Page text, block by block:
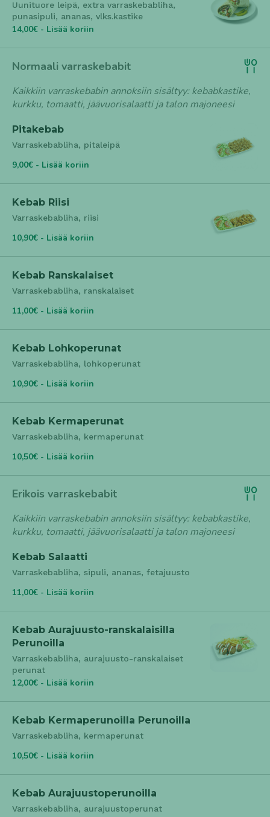
Uunituore leipä, extra varraskebabliha,
punasipuli, ananas, vlks.kastike
14,00€ - Lisää koriin
Normaali varraskebabit
Kaikkiin varraskebabin annoksiin sisältyy: kebabkastike,
kurkku, tomaatti, jäävuorisalaatti ja talon majoneesi
Pitakebab
Varraskebabliha, pitaleipä
9,00€ - Lisää koriin
Kebab Riisi
Varraskebabliha, riisi
10,90€ - Lisää koriin
Kebab Ranskalaiset
Varraskebabliha, ranskalaiset
11,00€ - Lisää koriin
Kebab Lohkoperunat
Varraskebabliha, lohkoperunat
10,90€ - Lisää koriin
Kebab Kermaperunat
Varraskebabliha, kermaperunat
10,50€ - Lisää koriin
Erikois varraskebabit
Kaikkiin varraskebabin annoksiin sisältyy: kebabkastike,
kurkku, tomaatti, jäävuorisalaatti ja talon majoneesi
Kebab Salaatti
Varraskebabliha, sipuli, ananas, fetajuusto
11,00€ - Lisää koriin
Kebab Aurajuusto-ranskalaisilla
Perunoilla
Varraskebabliha, aurajuusto-ranskalaiset
perunat
12,00€ - Lisää koriin
Kebab Kermaperunoilla Perunoilla
Varraskebabliha, kermaperunat
10,50€ - Lisää koriin
Kebab Aurajuustoperunoilla
Varraskebabliha, aurajuustoperunat